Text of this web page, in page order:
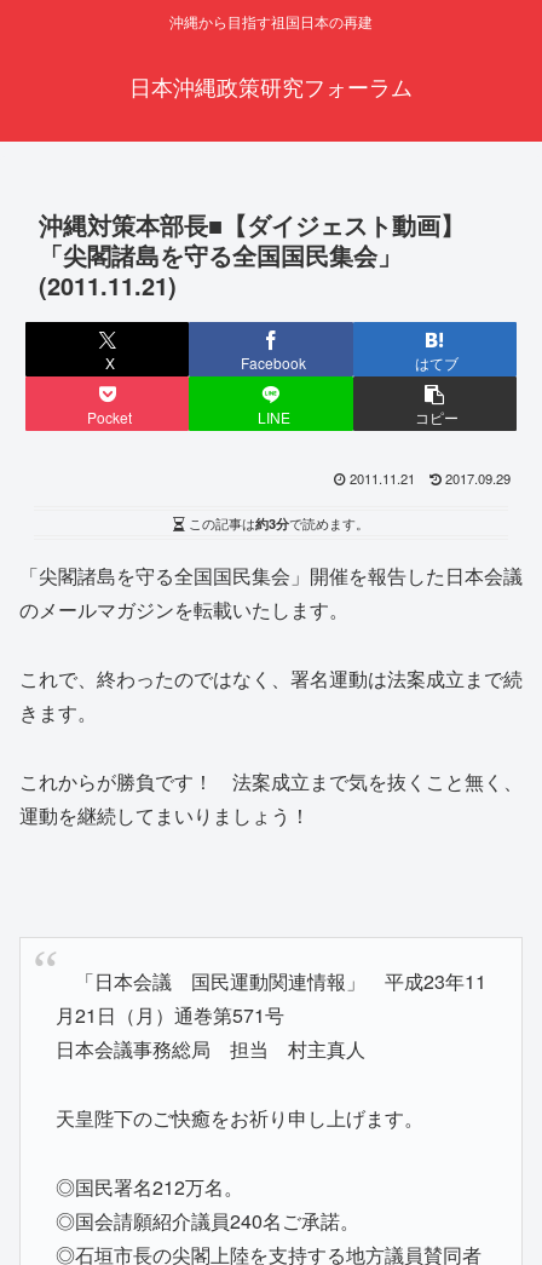
沖縄から目指す祖国日本の再建
日本沖縄政策研究フォーラム
沖縄対策本部長■【ダイジェスト動画】
「尖閣諸島を守る全国国民集会」
(2011.11.21)
X Facebook はてブ
Pocket LINE コピー
2011.11.21 2017.09.29
この記事は約3分で読めます。
「尖閣諸島を守る全国国民集会」開催を報告した日本会議
のメールマガジンを転載いたします。
これで、終わったのではなく、署名運動は法案成立まで続
きます。
これからが勝負です！ 法案成立まで気を抜くこと無く、
運動を継続してまいりましょう！
「日本会議 国民運動関連情報」 平成23年11
月21日（月）通巻第571号
日本会議事務総局 担当 村主真人
天皇陛下のご快癒をお祈り申し上げます。
◎国民署名212万名。
◎国会請願紹介議員240名ご承諾。
◎石垣市長の尖閣上陸を支持する地方議員賛同者